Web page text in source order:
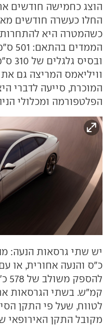
הוצג כחמישה חודשים
כשהמטרה היא
המוכרת, סייעה לדברי
הפלטפורמה ומכלולי
כ"ס והנעה אחורית, או
מקובל התקן האירופאי